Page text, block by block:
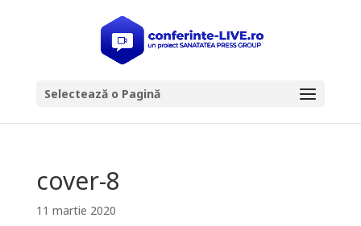
Selectează o Pagină
cover-8
11 martie 2020